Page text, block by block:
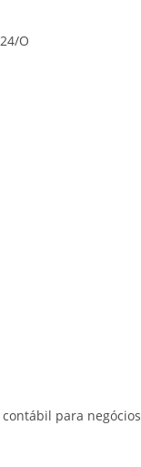
O
para negócios